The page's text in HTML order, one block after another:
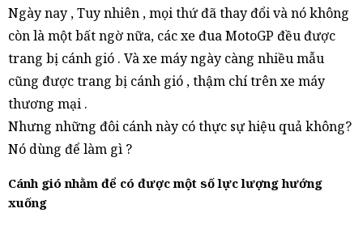
Ngày nay , Tuy nhiên , mọi thứ đã thay đổi và nó không
còn là một bất ngờ nữa, các xe đua MotoGP đều được
trang bị cánh gió . Và xe máy ngày càng nhiều mẫu
cũng được trang bị cánh gió , thậm chí trên xe máy
thương mại .
Nhưng những đôi cánh này có thực sự hiệu quả không?
Nó dùng để làm gì ?
Cánh gió nhằm để có được một số lực lượng hướng
xuống